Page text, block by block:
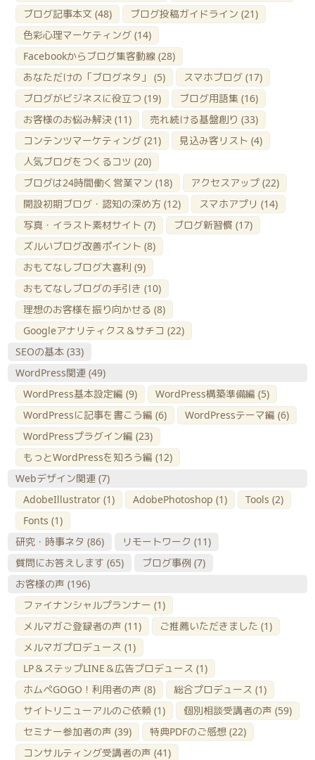
ブログ記事本文 (48) ブログ投稿ガイドライン (21)
色彩心理マーケティング (14)
Facebookからブログ集客動線 (28)
あなただけの「ブログネタ」 (5) スマホブログ (17)
ブログがビジネスに役立つ (19) ブログ用語集 (16)
お客様のお悩み解決 (11) 売れ続ける基盤創り (33)
コンテンツマーケティング (21) 見込み客リスト (4)
人気ブログをつくるコツ (20)
ブログは24時間働く営業マン (18) アクセスアップ (22)
開設初期ブログ・認知の深め方 (12) スマホアプリ (14)
写真・イラスト素材サイト (7) ブログ新習慣 (17)
ズルいブログ改善ポイント (8)
おもてなしブログ大喜利 (9)
おもてなしブログの手引き (10)
理想のお客様を振り向かせる (8)
Googleアナリティクス＆サチコ (22)
SEOの基本 (33)
WordPress関連 (49)
WordPress基本設定編 (9) WordPress構築準備編 (5)
WordPressに記事を書こう編 (6) WordPressテーマ編 (6)
WordPressプラグイン編 (23)
もっとWordPressを知ろう編 (12)
Webデザイン関連 (7)
AdobeIllustrator (1) AdobePhotoshop (1) Tools (2)
Fonts (1)
研究・時事ネタ (86) リモートワーク (11)
質問にお答えします (65) ブログ事例 (7)
お客様の声 (196)
ファイナンシャルプランナー (1)
メルマガご登録者の声 (11) ご推薦いただきました (1)
メルマガプロデュース (1)
LP＆ステップLINE＆広告プロデュース (1)
ホムペGOGO！利用者の声 (8) 総合プロデュース (1)
サイトリニューアルのご依頼 (1) 個別相談受講者の声 (59)
セミナー参加者の声 (39) 特典PDFのご感想 (22)
コンサルティング受講者の声 (41)